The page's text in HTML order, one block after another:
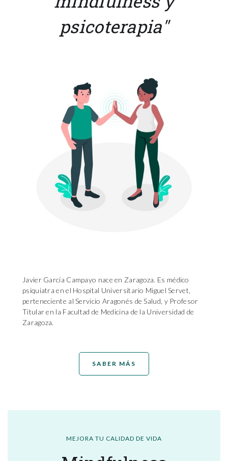
psicoterapia"
Javier García Campayo nace en Zaragoza. Es médico
psiquiatra en el Hospital Universitario Miguel Servet,
perteneciente al Servicio Aragonés de Salud, y Profesor
Titular en la Facultad de Medicina de la Universidad de
Zaragoza.
SABER MÁS
MEJORA TU CALIDAD DE VIDA